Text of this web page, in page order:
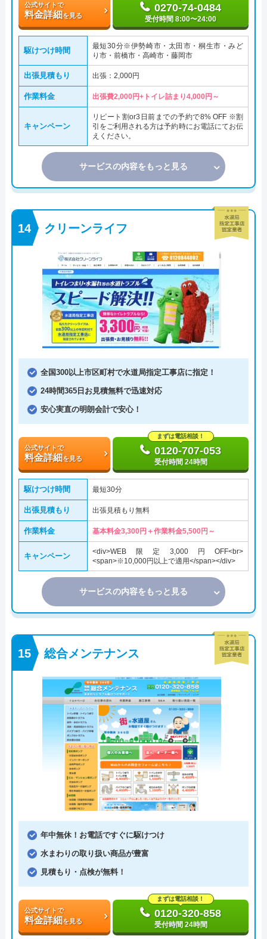
公式サイトで
料金詳細を見る
0270-74-0484
受付時間 8:00〜24:00
駆けつけ時間
最短30分※伊勢崎市・太田市・桐生市・みど
り市・前橋市・高崎市・藤岡市
出張見積もり 出張：2,000円
作業料金 出張費2,000円+トイレ詰まり4,000円～
キャンペーン
リピート割or3日前までの予約で8% OFF ※割
引をご利用される⽅は予約時にお電話にてお伝
えください。
サービスの内容をもっと見る
クリーンライフ
全国300以上市区町村で水道局指定工事店に指定！
24時間365日お見積無料で迅速対応
安心実直の明朗会計で安心！
公式サイトで
料金詳細を見る
まずは電話相談！
0120-707-053
受付時間 24時間
駆けつけ時間 最短30分
出張見積もり 出張見積もり無料
作業料金 基本料金3,300円＋作業料金5,500円～
キャンペーン
<div>WEB限定3,000円OFF<br>
<span>※10,000円以上で適用</span></div>
サービスの内容をもっと見る
総合メンテナンス
年中無休！お電話ですぐに駆けつけ
水まわりの取り扱い商品が豊富
見積もり・点検が無料！
公式サイトで
料金詳細を見る
まずは電話相談！
0120-320-858
受付時間 24時間